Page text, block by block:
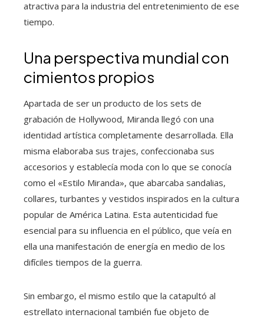
atractiva para la industria del entretenimiento de ese
tiempo.
Una perspectiva mundial con
cimientos propios
Apartada de ser un producto de los sets de
grabación de Hollywood, Miranda llegó con una
identidad artística completamente desarrollada. Ella
misma elaboraba sus trajes, confeccionaba sus
accesorios y establecía moda con lo que se conocía
como el «Estilo Miranda», que abarcaba sandalias,
collares, turbantes y vestidos inspirados en la cultura
popular de América Latina. Esta autenticidad fue
esencial para su influencia en el público, que veía en
ella una manifestación de energía en medio de los
difíciles tiempos de la guerra.
Sin embargo, el mismo estilo que la catapultó al
estrellato internacional también fue objeto de